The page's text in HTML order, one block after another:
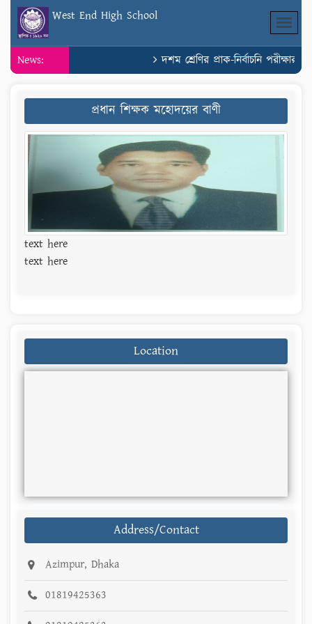
West End High School
News: দশম শ্রেণির প্রাক-নির্বাচনি পরীক্ষার
প্রধান শিক্ষক মহোদয়ের বাণী
text here
text here
Location
Address/Contact
Azimpur, Dhaka
01819425363